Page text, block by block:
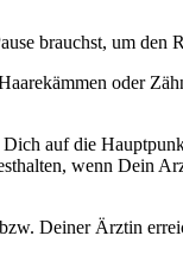
brauchst, um den
oder
auf die
wenn Dein
Deiner Ärztin